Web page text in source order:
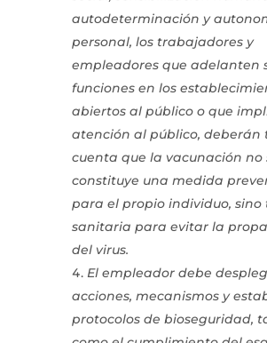
autodeterminación y
personal, los trabajadores y
empleadores que adelanten
funciones en los
abiertos al público o que
atención al público, deberán
cuenta que la vacunación no
constituye una medida
para el propio individuo,
sanitaria para evitar la
del virus.
El empleador debe
acciones, mecanismos y
protocolos de bioseguridad,